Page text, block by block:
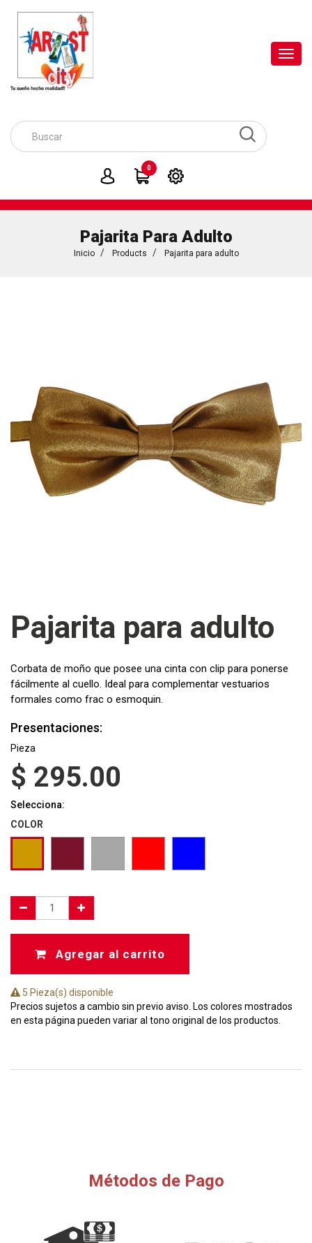
0
Pajarita Para Adulto
Inicio Products Pajarita para adulto
Pajarita para adulto
Corbata de moño que posee una cinta con clip para ponerse
fácilmente al cuello. Ideal para complementar vestuarios
formales como frac o esmoquin.
Presentaciones:
Pieza
$ 295.00
Selecciona:
COLOR
Agregar al carrito
5 Pieza(s) disponible
Precios sujetos a cambio sin previo aviso. Los colores mostrados
en esta página pueden variar al tono original de los productos.
Métodos de Pago